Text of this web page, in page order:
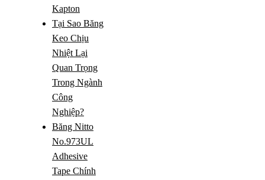
Kapton
Tại Sao Băng
Keo Chịu
Nhiệt Lại
Quan Trọng
Trong Ngành
Công
Nghiệp?
Băng Nitto
No.973UL
Adhesive
Tape Chính